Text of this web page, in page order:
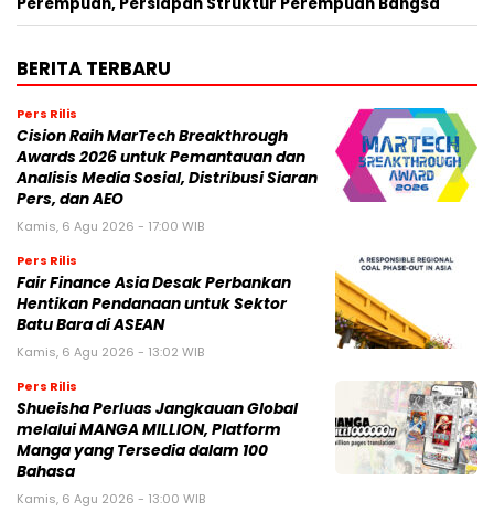
Perempuan, Persiapan Struktur Perempuan Bangsa
BERITA TERBARU
Pers Rilis
Cision Raih MarTech Breakthrough
Awards 2026 untuk Pemantauan dan
Analisis Media Sosial, Distribusi Siaran
Pers, dan AEO
Kamis, 6 Agu 2026 - 17:00 WIB
Pers Rilis
Fair Finance Asia Desak Perbankan
Hentikan Pendanaan untuk Sektor
Batu Bara di ASEAN
Kamis, 6 Agu 2026 - 13:02 WIB
Pers Rilis
Shueisha Perluas Jangkauan Global
melalui MANGA MILLION, Platform
Manga yang Tersedia dalam 100
Bahasa
Kamis, 6 Agu 2026 - 13:00 WIB